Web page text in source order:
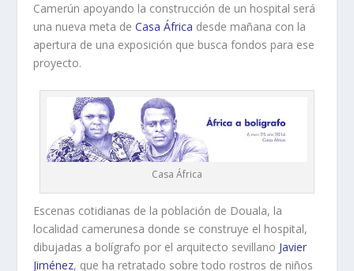
Camerún apoyando la construcción de un hospital será
una nueva meta de Casa África desde mañana con la
apertura de una exposición que busca fondos para ese
proyecto.
Casa África
Escenas cotidianas de la población de Douala, la
localidad camerunesa donde se construye el hospital,
dibujadas a bolígrafo por el arquitecto sevillano Javier
Jiménez, que ha retratado sobre todo rostros de niños